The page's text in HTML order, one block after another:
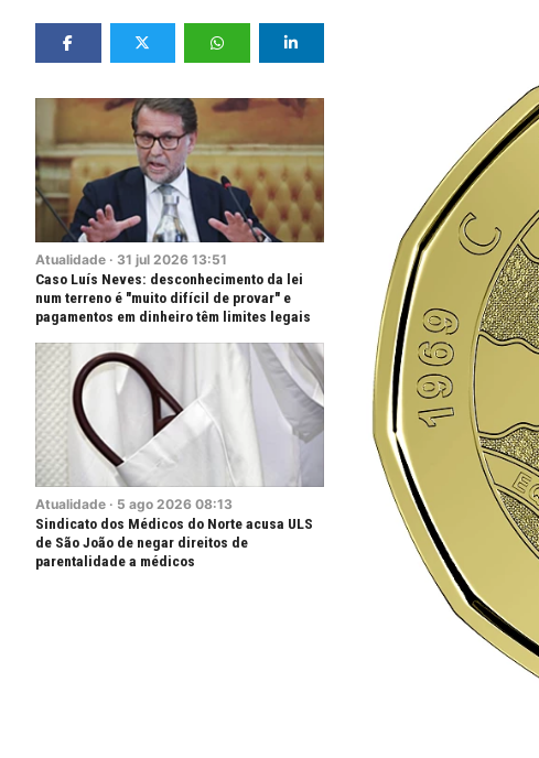
Atualidade · 31 jul 2026 13:51
Caso Luís Neves: desconhecimento da lei
num terreno é "muito difícil de provar" e
pagamentos em dinheiro têm limites legais
Atualidade · 5 ago 2026 08:13
Sindicato dos Médicos do Norte acusa ULS
de São João de negar direitos de
parentalidade a médicos